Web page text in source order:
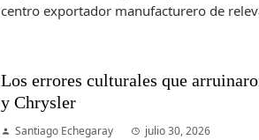
centro exportador manufacturero de
Los errores culturales que
y Chrysler
Santiago Echegaray julio 30, 2026